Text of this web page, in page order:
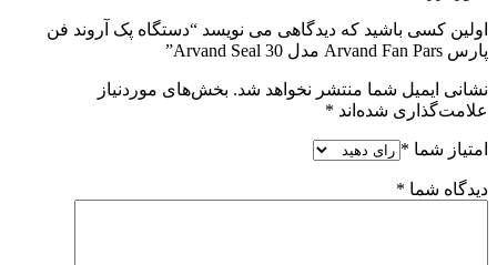
اولین کسی باشید که دیدگاهی می نویسد “دستگاه پک آروند فن
پارس Arvand Fan Pars مدل Arvand Seal 30”
نشانی ایمیل شما منتشر نخواهد شد. بخش‌های موردنیاز
علامت‌گذاری شده‌اند *
امتیاز شما *
دیدگاه شما *